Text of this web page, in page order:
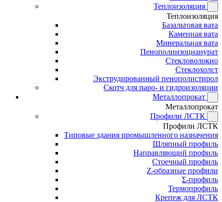
Теплоизоляция
Теплоизоляция
Базальтовая вата
Каменная вата
Минеральная вата
Пенополиизоцианурат
Стекловолокно
Стеклохолст
Экструдированный пенополистирол
Скотч для паро- и гидроизоляции
Металлопрокат
Металлопрокат
Профили ЛСТК
Профили ЛСТК
Типовые здания промышленного назначения
Шляпный профиль
Направляющий профиль
Стоечный профиль
Z-образные профили
Σ-профиль
Термопрофиль
Крепеж для ЛСТК